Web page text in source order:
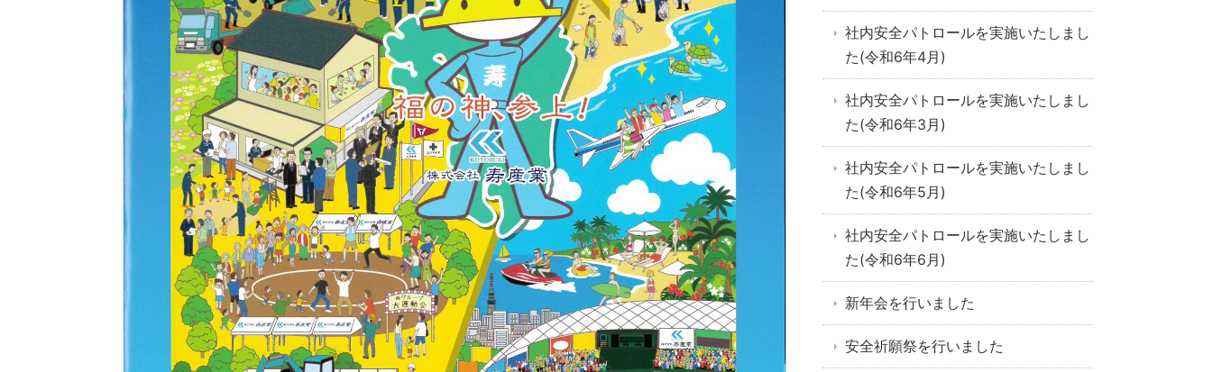
社内安全パトロールを実施いたしまし
た(令和6年4月)
社内安全パトロールを実施いたしまし
た(令和6年3月)
社内安全パトロールを実施いたしまし
た(令和6年5月)
社内安全パトロールを実施いたしまし
た(令和6年6月)
新年会を行いました
安全祈願祭を行いました